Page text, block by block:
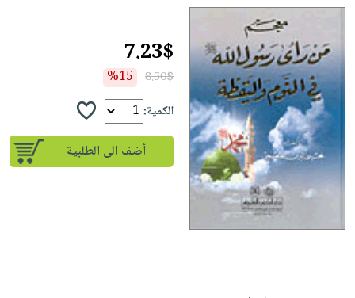
عروض
صفحات
مشوقة
إختياراتنا
كتب
أكاديمية
صندوق
القراءة
English
مبيعاً
كتب
مجانية
إختياراتنا
iKitab
بلا
حدود
أسئلة
يتكرر
masmu3
بلا
حدود
أسئلة
يتكرر
طرحها
تحميل
masmu3
Android
على
أطفال
الصفحة
الرئيسية
المواضيع
الأكثر
مبيعاً
إختياراتنا
وسائل
جوائز
وسائل
تعليمية
الصحة
والعناية
الشخصية
7.23$
8.50$
%15
الكمية:
أضف الى الطلبية